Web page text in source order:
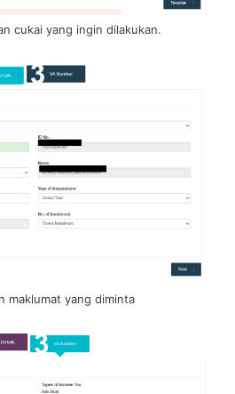
cukai yang ingin dilakukan.
maklumat yang diminta